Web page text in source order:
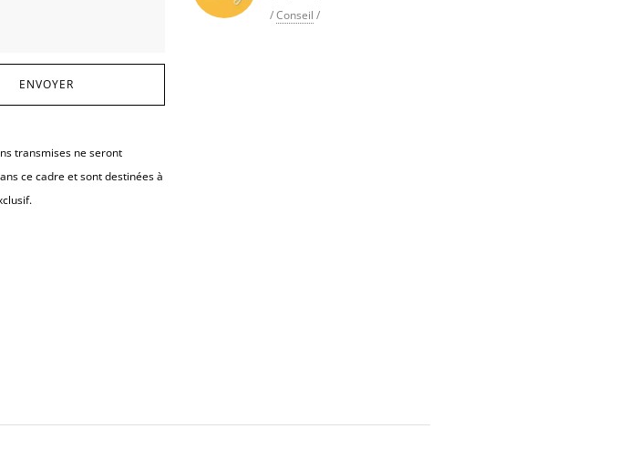
transmises ne seront
ce cadre et sont destinées à
/Conseil /